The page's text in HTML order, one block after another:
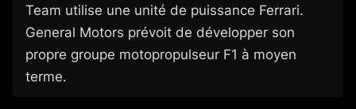
Team utilise une unité de puissance Ferrari.
General Motors prévoit de développer son
propre groupe motopropulseur F1 à moyen
terme.